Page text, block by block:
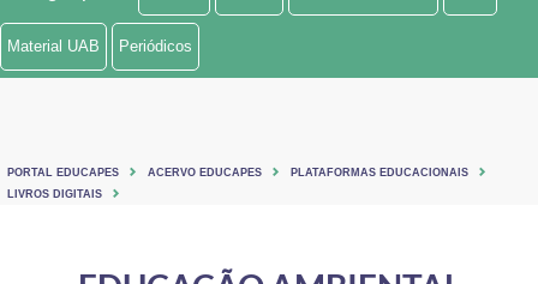
Ministério de Minas e Energia
Ministério do Turismo
Material UAB Periódicos
PORTAL EDUCAPES ACERVO EDUCAPES
PLATAFORMAS EDUCACIONAIS
LIVROS DIGITAIS